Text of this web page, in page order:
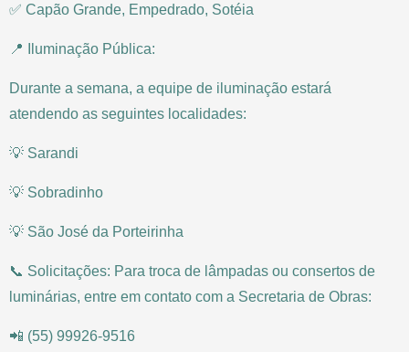
✅ Capão Grande, Empedrado, Sotéia
📍 Iluminação Pública:
Durante a semana, a equipe de iluminação estará
atendendo as seguintes localidades:
💡 Sarandi
💡 Sobradinho
💡 São José da Porteirinha
📞 Solicitações: Para troca de lâmpadas ou consertos de
luminárias, entre em contato com a Secretaria de Obras:
📲 (55) 99926-9516